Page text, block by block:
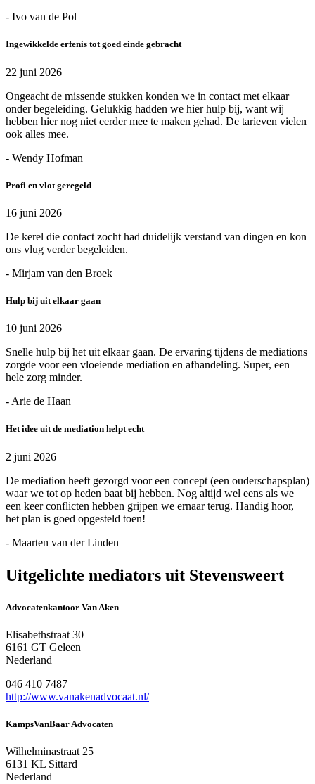
- Ivo van de Pol
Ingewikkelde erfenis tot goed einde gebracht
22 juni 2026
Ongeacht de missende stukken konden we in contact met elkaar
onder begeleiding. Gelukkig hadden we hier hulp bij, want wij
hebben hier nog niet eerder mee te maken gehad. De tarieven vielen
ook alles mee.
- Wendy Hofman
Profi en vlot geregeld
16 juni 2026
De kerel die contact zocht had duidelijk verstand van dingen en kon
ons vlug verder begeleiden.
- Mirjam van den Broek
Hulp bij uit elkaar gaan
10 juni 2026
Snelle hulp bij het uit elkaar gaan. De ervaring tijdens de mediations
zorgde voor een vloeiende mediation en afhandeling. Super, een
hele zorg minder.
- Arie de Haan
Het idee uit de mediation helpt echt
2 juni 2026
De mediation heeft gezorgd voor een concept (een ouderschapsplan)
waar we tot op heden baat bij hebben. Nog altijd wel eens als we
een keer conflicten hebben grijpen we ernaar terug. Handig hoor,
het plan is goed opgesteld toen!
- Maarten van der Linden
Uitgelichte mediators uit Stevensweert
Advocatenkantoor Van Aken
Elisabethstraat 30
6161 GT Geleen
Nederland
046 410 7487
http://www.vanakenadvocaat.nl/
KampsVanBaar Advocaten
Wilhelminastraat 25
6131 KL Sittard
Nederland